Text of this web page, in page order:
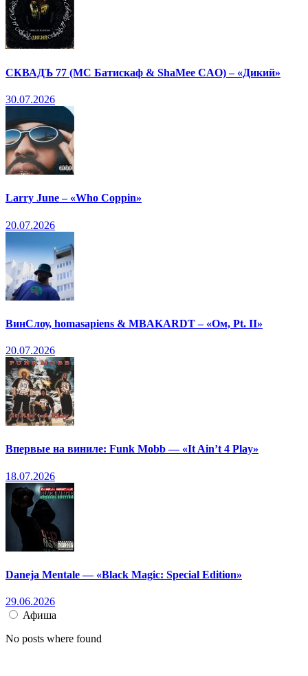
СКВАДЪ 77 (МС Батискаф & ShaMee CAO) – «Дикий»
30.07.2026
Larry June – «Who Coppin»
20.07.2026
ВинСлоу, homasapiens & MBAKARDT – «Ом, Pt. II»
20.07.2026
Впервые на виниле: Funk Mobb — «It Ain’t 4 Play»
18.07.2026
Daneja Mentale — «Black Magic: Special Edition»
29.06.2026
Афиша
No posts where found